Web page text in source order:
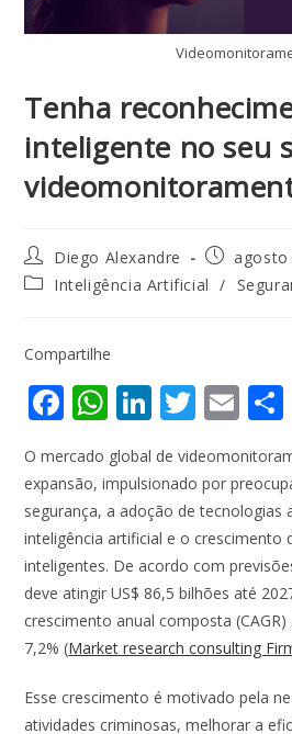
Tenha
inteligente no seu
Diego Alexandre
agosto
Inteligência Artificial
/
Compartilhe
F
ac
e
b
o
o
k
W
h
at
s
A
p
p
Li
n
k
e
dI
n
T
w
itt
er
E
ai
l
O mercado global de
expansão, impulsionado por
segurança, a adoção de tecnologias
inteligência artificial e o crescimento
inteligentes. De acordo com
deve atingir US$ 86,5 bilhões até
crescimento anual composta
7,2%​ (Market research consulting
Esse crescimento é motivado pela
atividades criminosas, melhorar a